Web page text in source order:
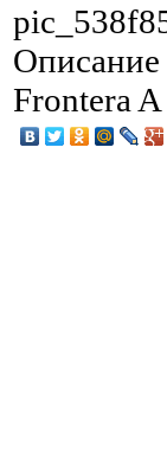
Описание
Frontera